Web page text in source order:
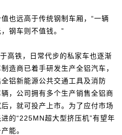
远高于传统钢制车厢，“一辆
钢车则不值钱。”
铁，日常代步的私家车也逐渐
造商已着手研发生产全铝汽车，
铝新能源公共交通工具及消防
，公司拥有多个生产销售全铝商
，就可投产上市。为了应付市场
的“225MN超大型挤压机”有望年
能。